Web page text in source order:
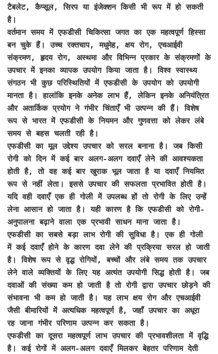
टैबलेट, कैप्सूल, सिरप या इंजेक्शन किसी भी रूप में हो सकती
है।
वर्तमान समय में एफडीसी चिकित्सा जगत का एक महत्वपूर्ण हिस्सा
बन चुके हैं। उच्च रक्तचाप, मधुमेह, क्षय रोग, एचआईवी
संक्रमण, हृदय रोग, अस्थमा और विभिन्न प्रकार के संक्रमणों के
उपचार में इनका व्यापक उपयोग किया जाता है। विश्व स्वास्थ्य
संगठन भी कुछ परिस्थितियों में एफडीसी के उपयोग को उपयोगी
मानता है। हालांकि इनके अनेक लाभ हैं, लेकिन इनके अनियंत्रित
और अतार्किक प्रयोग ने गंभीर चिंताएँ भी उत्पन्न की हैं। विशेष
रूप से भारत में एफडीसी के नियमन और गुणवत्ता को लेकर लंबे
समय से बहस चलती रही है।
एफडीसी का मूल उद्देश्य उपचार को सरल बनाना है। जब किसी
रोगी को दिन में कई बार अलग-अलग दवाएँ लेने की आवश्यकता
होती है, तो वह कई बार खुराक भूल जाता है या दवाएँ नियमित
रूप से नहीं लेता। इससे उपचार की सफलता प्रभावित होती है।
यदि वही दवाएँ एक ही गोली में उपलब्ध हों तो रोगी के लिए उन्हें
लेना आसान हो जाता है। यही कारण है कि एफडीसी को रोगी-
अनुपालना बढ़ाने वाला एक प्रभावी साधन माना जाता है।
एफडीसी का सबसे बड़ा लाभ रोगी की सुविधा है। एक ही गोली
में कई दवाएँ होने के कारण दवा लेने की प्रक्रिया सरल हो जाती
है। विशेष रूप से वृद्ध रोगियों, बच्चों और लंबे समय तक उपचार
लेने वाले व्यक्तियों के लिए यह अत्यंत उपयोगी सिद्ध होती है। जब
दवाओं की संख्या कम हो जाती है तो रोगी द्वारा उपचार छोड़ने की
संभावना भी कम हो जाती है। यह लाभ क्षय रोग और एचआईवी
जैसी बीमारियों में अत्यधिक महत्वपूर्ण है, जहाँ उपचार का अधूरा
रह जाना गंभीर परिणाम उत्पन्न कर सकता है।
एफडीसी का दूसरा महत्वपूर्ण लाभ उपचार की प्रभावशीलता में वृद्धि
है। कई रोगों में अलग-अलग दवाएँ मिलकर बेहतर परिणाम देती